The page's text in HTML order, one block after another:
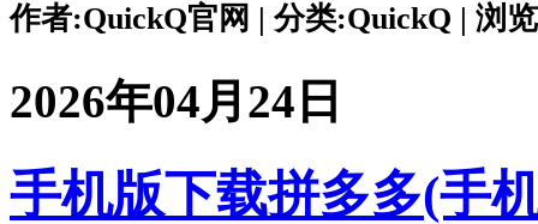
作者:QuickQ官网 | 分类:QuickQ | 浏
2026年04月24日
手机版下载拼多多(手